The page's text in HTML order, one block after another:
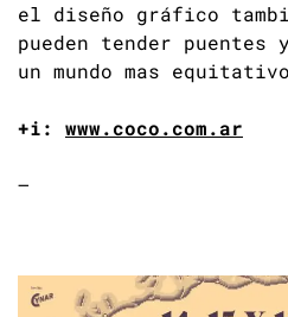
el diseño gráfico
pueden tender puentes
un mundo mas
+i: www.coco.com.ar
–